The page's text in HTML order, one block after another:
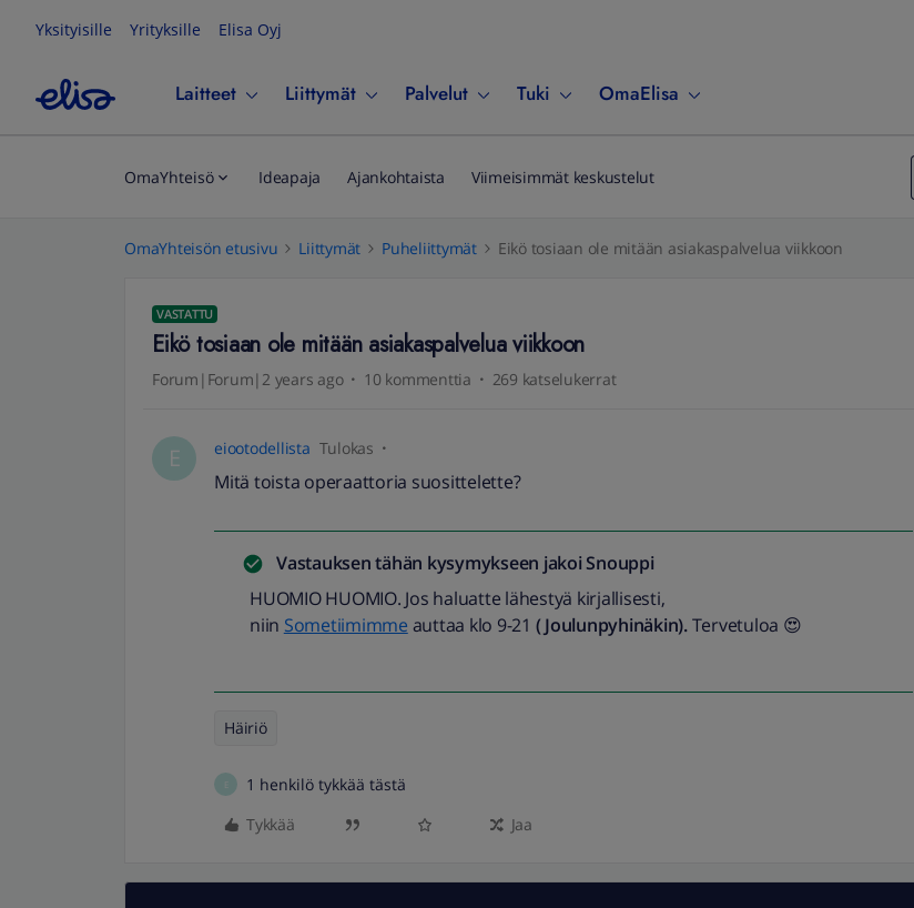
Yksityisille Yrityksille Elisa Oyj
Laitteet Liittymät Palvelut Tuki OmaElisa
OmaYhteisö Ideapaja Ajankohtaista Viimeisimmät keskustelut
OmaYhteisön etusivu Liittymät Puheliittymät Eikö tosiaan ole mitään asiakaspalvelua viikkoon
VASTATTU
Eikö tosiaan ole mitään asiakaspalvelua viikkoon
Forum|Forum|2 years ago 10 kommenttia 269 katselukerrat
E eiootodellista Tulokas
Mitä toista operaattoria suosittelette?
Vastauksen tähän kysymykseen jakoiSnouppi
HUOMIO HUOMIO. Jos haluatte lähestyä kirjallisesti,
niin Sometiimimme auttaa klo 9-21 ( Joulunpyhinäkin).Tervetuloa 😍
Häiriö
1 henkilö tykkää tästä
Tykkää
Jaa